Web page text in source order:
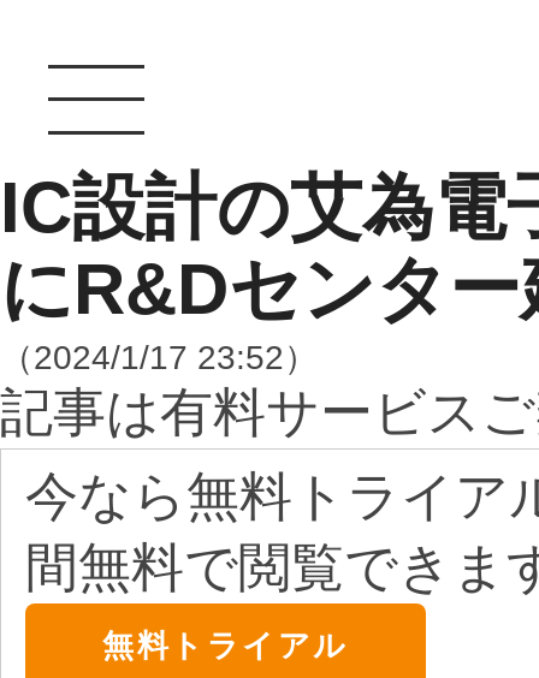
IC設計の艾為電
にR&Dセンタ
（2024/1/17 23:52）
記事は有料サービス
今なら無料トライア
間無料で閲覧できま
無料トライアル